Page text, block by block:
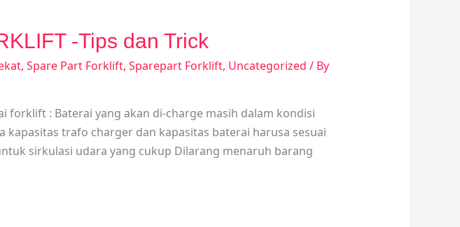
-Tips dan Trick
, Spare Part Forklift, Sparepart Forklift, Uncategorized / By
forklift : Baterai yang akan di-charge masih dalam kondisi
kapasitas trafo charger dan kapasitas baterai harusa sesuai
sirkulasi udara yang cukup Dilarang menaruh barang